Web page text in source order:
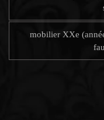
mobilier XXe